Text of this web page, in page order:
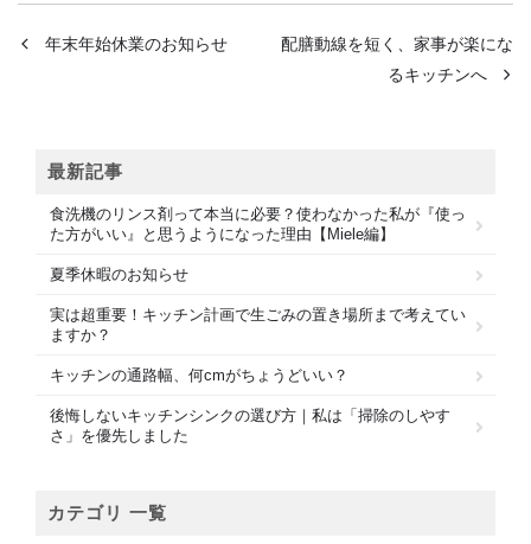
年末年始休業のお知らせ
配膳動線を短く、家事が楽にな
るキッチンへ
最新記事
食洗機のリンス剤って本当に必要？使わなかった私が『使っ
た方がいい』と思うようになった理由【Miele編】
夏季休暇のお知らせ
実は超重要！キッチン計画で生ごみの置き場所まで考えてい
ますか？
キッチンの通路幅、何cmがちょうどいい？
後悔しないキッチンシンクの選び方｜私は「掃除のしやす
さ」を優先しました
カテゴリ 一覧